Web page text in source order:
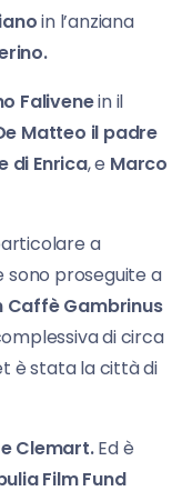
in l’anziana
Falivenein il
Matteo il padre
di Enrica, e Marco
a
proseguite a
Caffè Gambrinus
di circa
è stata la città di
Clemart.Ed è
Film Fund